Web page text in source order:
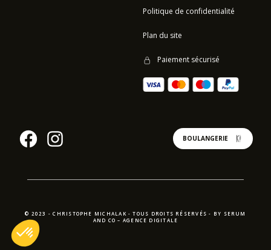
Politique de confidentialité
Plan du site
Paiement sécurisé
BOULANGERIE
© 2023 - CHRISTOPHE MICHALAK - TOUS DROITS RÉSERVÉS - BY SERUM
AND CO – AGENCE DIGITALE